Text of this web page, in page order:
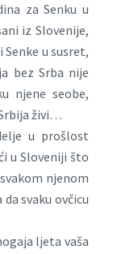
za Senku u
iz Slovenije,
u susret,
bez Srba nije
njene seobe,
živi…
u prošlost
u Sloveniji što
njenom
svaku ovčicu
ljeta vaša